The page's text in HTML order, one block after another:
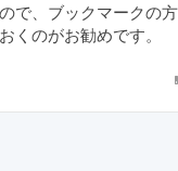
で、ブックマークの
くのがお勧めです。